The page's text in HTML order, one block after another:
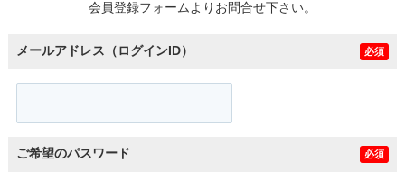
会員登録フォームよりお問合せ下さい。
メールアドレス（ログインID） 必須
ご希望のパスワード 必須